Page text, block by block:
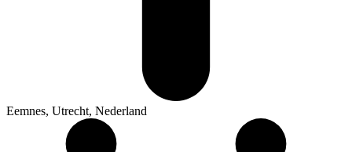
Eemnes, Utrecht, Nederland